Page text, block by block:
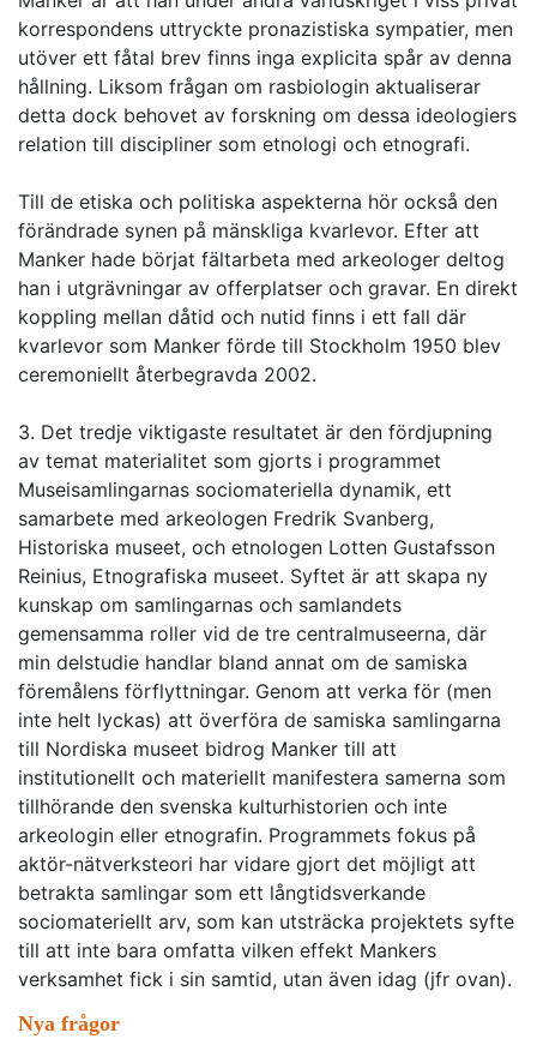
korrespondens uttryckte pronazistiska sympatier, men
utöver ett fåtal brev finns inga explicita spår av denna
hållning. Liksom frågan om rasbiologin aktualiserar
detta dock behovet av forskning om dessa ideologiers
relation till discipliner som etnologi och etnografi.
Till de etiska och politiska aspekterna hör också den
förändrade synen på mänskliga kvarlevor. Efter att
Manker hade börjat fältarbeta med arkeologer deltog
han i utgrävningar av offerplatser och gravar. En direkt
koppling mellan dåtid och nutid finns i ett fall där
kvarlevor som Manker förde till Stockholm 1950 blev
ceremoniellt återbegravda 2002.
3. Det tredje viktigaste resultatet är den fördjupning
av temat materialitet som gjorts i programmet
Museisamlingarnas sociomateriella dynamik, ett
samarbete med arkeologen Fredrik Svanberg,
Historiska museet, och etnologen Lotten Gustafsson
Reinius, Etnografiska museet. Syftet är att skapa ny
kunskap om samlingarnas och samlandets
gemensamma roller vid de tre centralmuseerna, där
min delstudie handlar bland annat om de samiska
föremålens förflyttningar. Genom att verka för (men
inte helt lyckas) att överföra de samiska samlingarna
till Nordiska museet bidrog Manker till att
institutionellt och materiellt manifestera samerna som
tillhörande den svenska kulturhistorien och inte
arkeologin eller etnografin. Programmets fokus på
aktör-nätverksteori har vidare gjort det möjligt att
betrakta samlingar som ett långtidsverkande
sociomateriellt arv, som kan utsträcka projektets syfte
till att inte bara omfatta vilken effekt Mankers
verksamhet fick i sin samtid, utan även idag (jfr ovan).
Nya frågor